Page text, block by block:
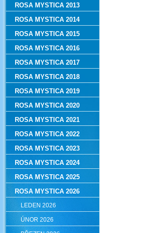
ROSA MYSTICA 2013
ROSA MYSTICA 2014
ROSA MYSTICA 2015
ROSA MYSTICA 2016
ROSA MYSTICA 2017
ROSA MYSTICA 2018
ROSA MYSTICA 2019
ROSA MYSTICA 2020
ROSA MYSTICA 2021
ROSA MYSTICA 2022
ROSA MYSTICA 2023
ROSA MYSTICA 2024
ROSA MYSTICA 2025
ROSA MYSTICA 2026
LEDEN 2026
ÚNOR 2026